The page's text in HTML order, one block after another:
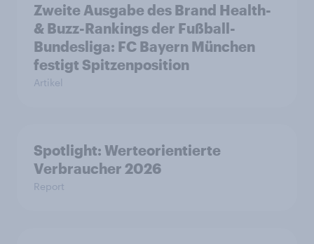
Zweite Ausgabe des Brand Health-
& Buzz-Rankings der Fußball-
Bundesliga: FC Bayern München
festigt Spitzenposition
Artikel
Spotlight: Werteorientierte
Verbraucher 2026
Report